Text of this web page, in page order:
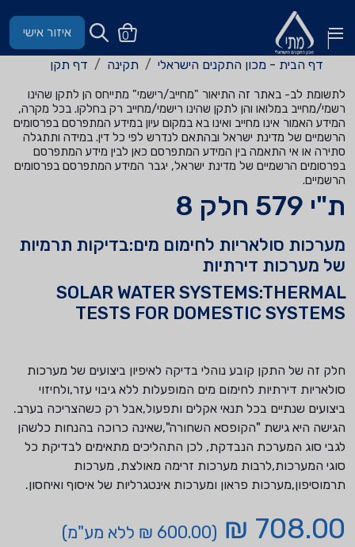
0 איזור אישי
דף הבית - מכון התקנים הישראלי תקינה דף תקן
לתשומת לב- באתר זה התיאור "מחייב/רישמי" מתייחס הן לתקן שהינו
רשמי/מחייב במלואו והן לתקן שהינו רישמי/מחייב רק בחלקו. בכל מקרה,
המידע האמור אינו מחייב ואינו בא במקום עיון במידע המתפרסם בפרסומים
הרשמיים של מדינת ישראל ובהתאם לנדרש לפי כל דין. במידה ותתגלה
סתירה או אי התאמה בין המידע המתפרסם כאן לבין מידע המתפרסם
בפרסומים הרשמיים של מדינת ישראל, יגבר המידע המתפרסם בפרסומים
הרשמיים.
ת"י 579 חלק 8
מערכות סולאריות לחימום מים:בדיקות תרמיות
של מערכות דירתיות
SOLAR WATER SYSTEMS:THERMAL
TESTS FOR DOMESTIC SYSTEMS
חלק זה של התקן קובע נוהלי בדיקה לאיפיון ביצועים של מערכות
סולאריות דירתיות לחימום מים המופעלות ללא גיבוי עזר,ולחיזוי
ביצועים שנתיים בכל תנאי אקלים ותפעול,אבל רק כשהצריכה בערב.
הגישה היא גישת "הקופסא השחורה",שאינה כרוכה בהנחות כלשהן
לגבי סוג המערכת הנבדקת, לכן התהליכים מתאימים לבדיקת כל
סוגי המערכות,לרבות מערכות זרימה מאולצת, מערכות
תרמוסיפון,מערכות פראון ומערכות אינטגרליות של איסוף ואיחסון.
708.00 ₪ (600.00 ₪ ללא מע"מ)